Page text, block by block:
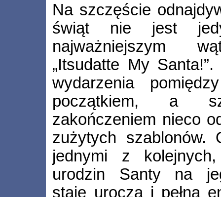
Na szczęście
świąt nie jest
najważniejszym
„Itsudatte My
wydarzenia
początkiem, a
zakończeniem nieco
zużytych szablonów.
jednymi z
urodzin Santy na
staje urocza i pełna